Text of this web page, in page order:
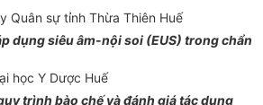
Quân sự tỉnh Thừa Thiên Huế
dụng siêu âm-nội soi (EUS) trong chẩn
học Y Dược Huế
trình bào chế và đánh giá tác dụng